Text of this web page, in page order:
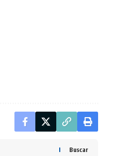
Buscar